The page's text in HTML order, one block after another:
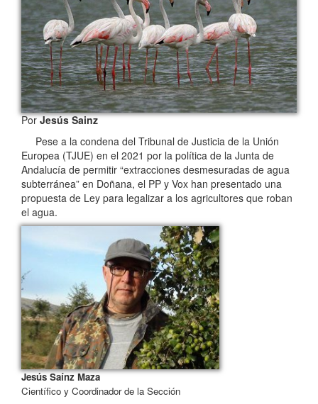
PorJesús Sainz
Pese a la condena del Tribunal de Justicia de la Unión
Europea (TJUE) en el 2021 por la política de la Junta de
Andalucía de permitir “extracciones desmesuradas de agua
subterránea” en Doñana, el PP y Vox han presentado una
propuesta de Ley para legalizar a los agricultores que roban
el agua.
Jesús Saínz Maza
Científico y Coordinador de la Sección